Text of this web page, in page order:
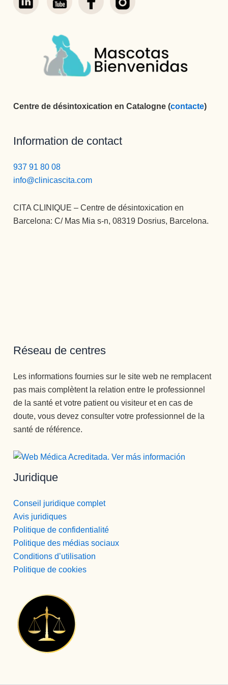
Centre de désintoxication en Catalogne (contacte)
Information de contact
937 91 80 08
info@clinicascita.com
CITA CLINIQUE – Centre de désintoxication en
Barcelona: C/ Mas Mia s-n, 08319 Dosrius, Barcelona.
Réseau de centres
Les informations fournies sur le site web ne remplacent
pas mais complètent la relation entre le professionnel
de la santé et votre patient ou visiteur et en cas de
doute, vous devez consulter votre professionnel de la
santé de référence.
Juridique
Conseil juridique complet
Avis juridiques
Politique de confidentialité
Politique des médias sociaux
Conditions d’utilisation
Politique de cookies